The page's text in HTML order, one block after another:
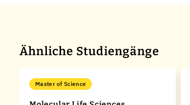
Ähnliche Studiengänge
Master of Science